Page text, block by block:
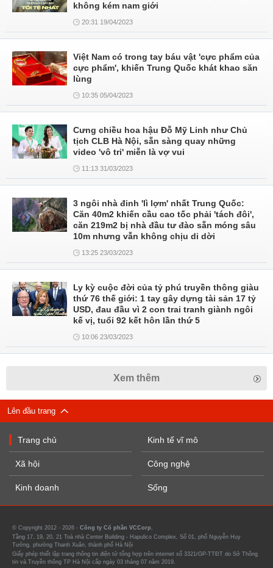
không kém nam giới
20:31 19/04/2023
Việt Nam có trong tay báu vật 'cực phẩm của
cực phẩm', khiến Trung Quốc khát khao săn
lùng
10:35 05/04/2023
Cưng chiều hoa hậu Đỗ Mỹ Linh như Chủ
tịch CLB Hà Nội, sẵn sàng quay những
video 'vô tri' miễn là vợ vui
11:13 31/03/2023
3 ngôi nhà đinh 'lì lợm' nhất Trung Quốc:
Căn 40m2 khiến cầu cao tốc phải 'tách đôi',
căn 219m2 bị nhà đầu tư đào sẵn móng sâu
10m nhưng vẫn không chịu di dời
13:25 23/03/2023
Ly kỳ cuộc đời của tỷ phú truyền thông giàu
thứ 76 thế giới: 1 tay gây dựng tài sản 17 tỷ
USD, đau đầu vì 2 con trai tranh giành ngôi
kế vị, tuổi 92 kết hôn lần thứ 5
10:06 23/03/2023
Xem thêm
Lên đầu trang
Trang chủ
Xã hội
Kinh doanh
Kinh tế vĩ mô
Công nghệ
Sống
© Copyright 2012 - 2026 - Công ty Cổ phần VCCorp.
Tầng 17, 19, 20, 21 Toà nhà Center Building - Hapulico Complex, Số 01, phố Nguyễn Huy
Tưởng, phường Thanh Xuân, thành phố Hà Nội
Giấy phép thiết lập trang thông tin điện tử tổng hợp trên internet số 3321/GP-TTĐT do Sở Thông
tin và Truyền thông TP Hà Nội cấp ngày 03 tháng 07 năm 2019.